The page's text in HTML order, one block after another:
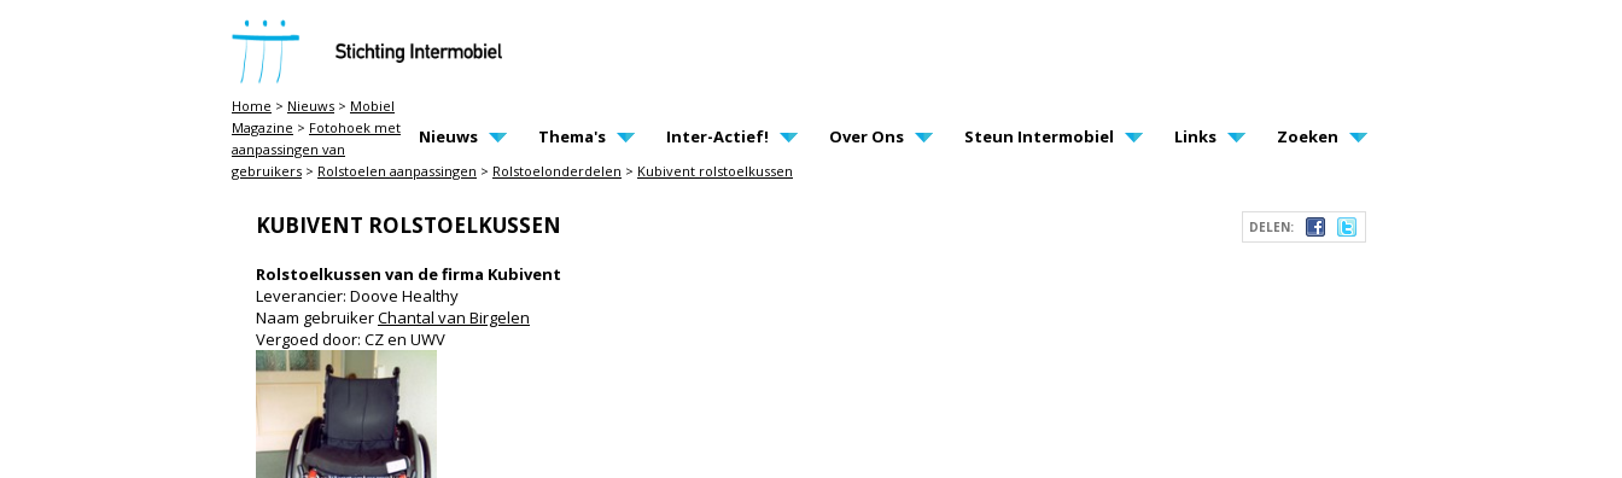
STICHTING INTERMOBIEL
MAIN PAGE NAVIGATION
Nieuws Thema's Inter-Actief! Over Ons Steun Intermobiel Links Zoeken
Home > Nieuws > Mobiel
Magazine > Fotohoek met
aanpassingen van
gebruikers > Rolstoelen aanpassingen > Rolstoelonderdelen > Kubivent rolstoelkussen
DELEN:
KUBIVENT ROLSTOELKUSSEN
Rolstoelkussen van de firma Kubivent
Leverancier: Doove Healthy
Naam gebruikerChantal van Birgelen
Vergoed door: CZ en UWV